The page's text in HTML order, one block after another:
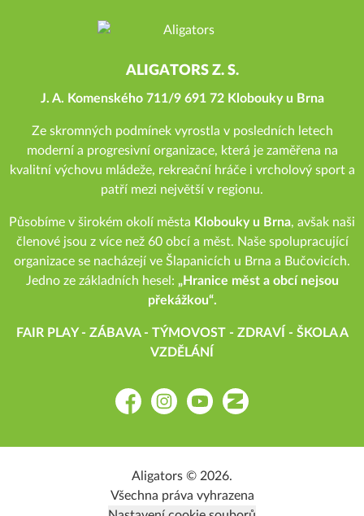
ALIGATORS Z. S.
J. A. Komenského 711/9 691 72 Klobouky u Brna
Ze skromných podmínek vyrostla v posledních letech
moderní a progresivní organizace, která je zaměřena na
kvalitní výchovu mládeže, rekreační hráče i vrcholový sport a
patří mezi největší v regionu.
Působíme v širokém okolí města Klobouky u Brna, avšak naši
členové jsou z více než 60 obcí a měst. Naše spolupracující
organizace se nacházejí ve Šlapanicích u Brna a Bučovicích.
Jedno ze základních hesel: „Hranice měst a obcí nejsou
překážkou“.
FAIR PLAY - ZÁBAVA - TÝMOVOST - ZDRAVÍ - ŠKOLA A
VZDĚLÁNÍ
FacebookInstagramYouTubeZonerama
Aligators © 2026.
Všechna práva vyhrazena